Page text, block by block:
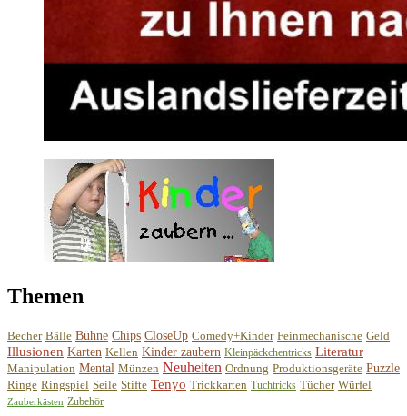
Themen
Becher Bälle Bühne Chips CloseUp Comedy+Kinder Feinmechanische Geld
Illusionen Karten Kellen Kinder zaubern Kleinpäckchentricks Literatur
Manipulation Mental Münzen Neuheiten Ordnung Produktionsgeräte Puzzle
Ringe Ringspiel Seile Stifte Tenyo Trickkarten Tuchtricks Tücher Würfel
Zauberkästen Zubehör